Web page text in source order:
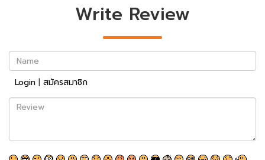
Write Review
Name
Login | สมัครสมาชิก
Review